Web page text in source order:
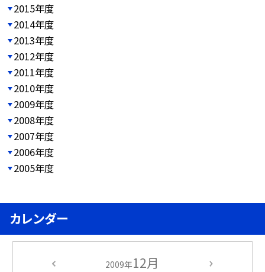
2015年度
2014年度
2013年度
2012年度
2011年度
2010年度
2009年度
2008年度
2007年度
2006年度
2005年度
カレンダー
2009年12月